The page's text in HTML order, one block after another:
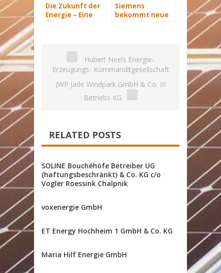
Die Zukunft der
Energie – Eine
Siemens
bekommt neue
Hubert Neels Energie-
Erzeugungs- Kommanditgesellschaft
JWP Jade Windpark GmbH & Co. III
Betriebs KG
RELATED POSTS
SOLINE Bouchéhöfe Betreiber UG
(haftungsbeschränkt) & Co. KG c/o
Vogler Roessink Chalpnik
voxenergie GmbH
ET Energy Hochheim 1 GmbH & Co. KG
Maria Hilf Energie GmbH